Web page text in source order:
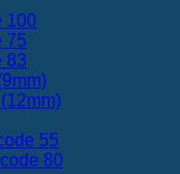
100
75
83
55
80